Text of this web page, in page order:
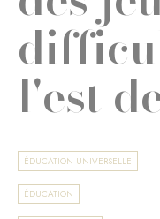
l'est
ÉDUCATION UNIVERSELLE
ÉDUCATION